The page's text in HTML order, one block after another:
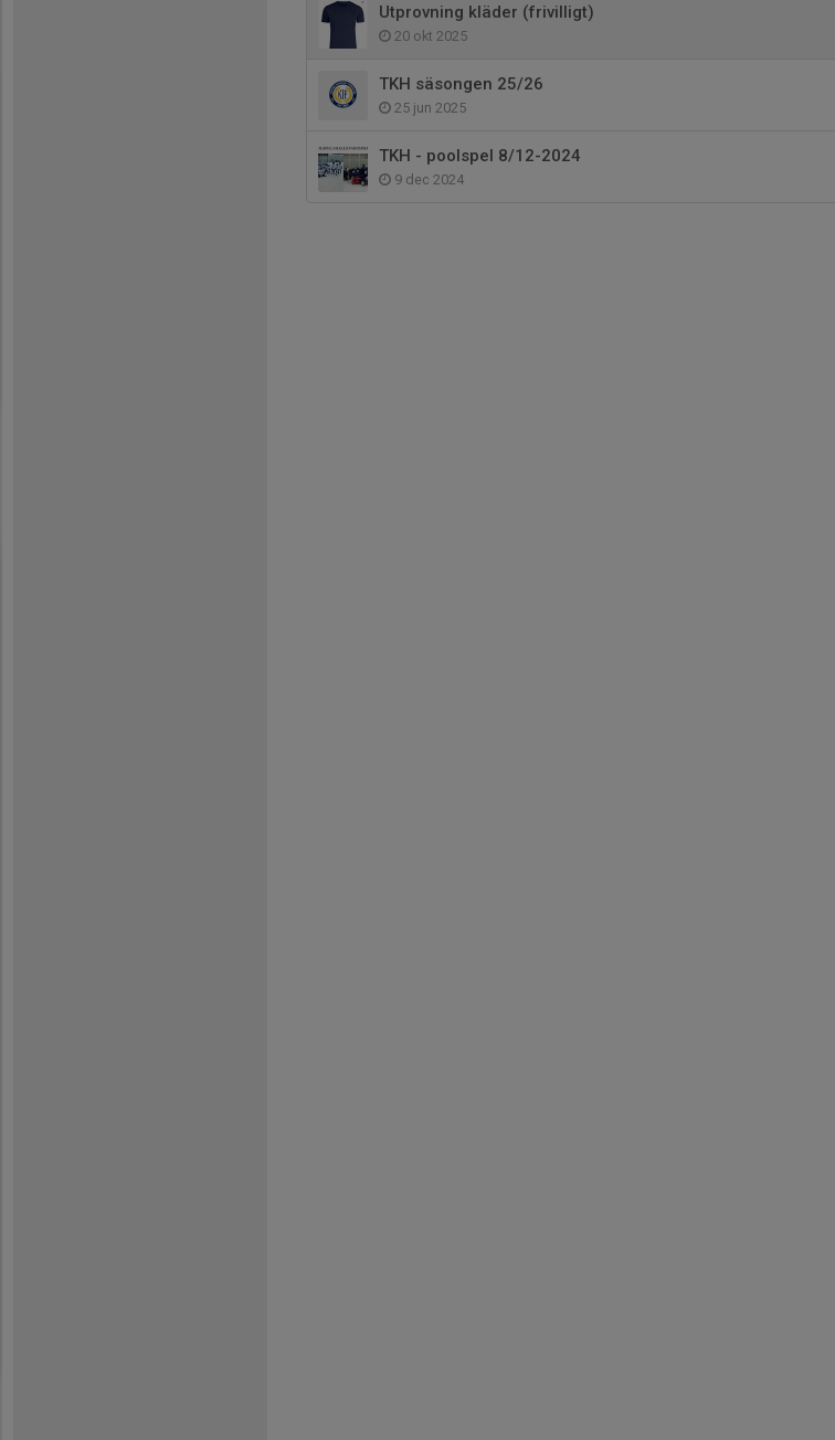
Utprovning kläder (frivilligt)
20 okt 2025
TKH säsongen 25/26
25 jun 2025
TKH - poolspel 8/12-2024
9 dec 2024